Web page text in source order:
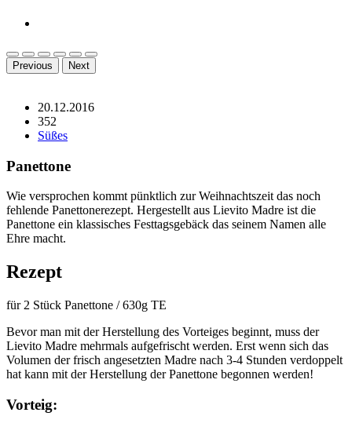
Previous Next
20.12.2016
352
Süßes
Panettone
Wie versprochen kommt pünktlich zur Weihnachtszeit das noch
fehlende Panettonerezept. Hergestellt aus Lievito Madre ist die
Panettone ein klassisches Festtagsgebäck das seinem Namen alle
Ehre macht.
Rezept
für 2 Stück Panettone / 630g TE
Bevor man mit der Herstellung des Vorteiges beginnt, muss der
Lievito Madre mehrmals aufgefrischt werden. Erst wenn sich das
Volumen der frisch angesetzten Madre nach 3-4 Stunden verdoppelt
hat kann mit der Herstellung der Panettone begonnen werden!
Vorteig: